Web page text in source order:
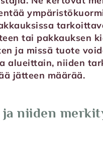
tai pakkauksen
ja missä tuote
alueittain, niiden
jätteen määrää.
niiden